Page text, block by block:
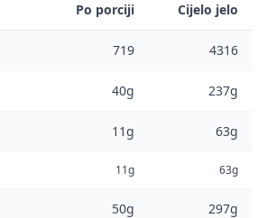
Po porciji Cijelo jelo
719 4316
40g 237g
11g 63g
11g 63g
50g 297g